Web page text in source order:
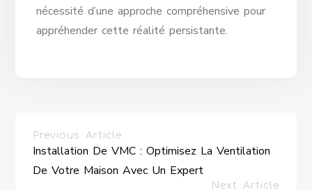
nécessité d’une approche compréhensive pour
appréhender cette réalité persistante.
Previous Article
Installation De VMC : Optimisez La Ventilation
De Votre Maison Avec Un Expert
Next Article